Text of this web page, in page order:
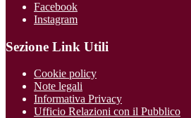
Facebook
Instagram
Sezione Link Utili
Cookie policy
Note legali
Informativa Privacy
Ufficio Relazioni con il Pubblico